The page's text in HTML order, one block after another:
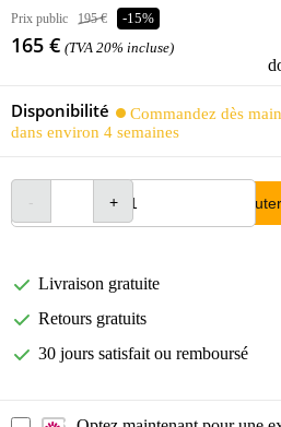
Prix public 195 € -15%
165 € (TVA 20% incluse)
Disponibilité
Commandez dès
dans environ 4 semaines
Livraison gratuite
Retours gratuits
30 jours satisfait ou remboursé